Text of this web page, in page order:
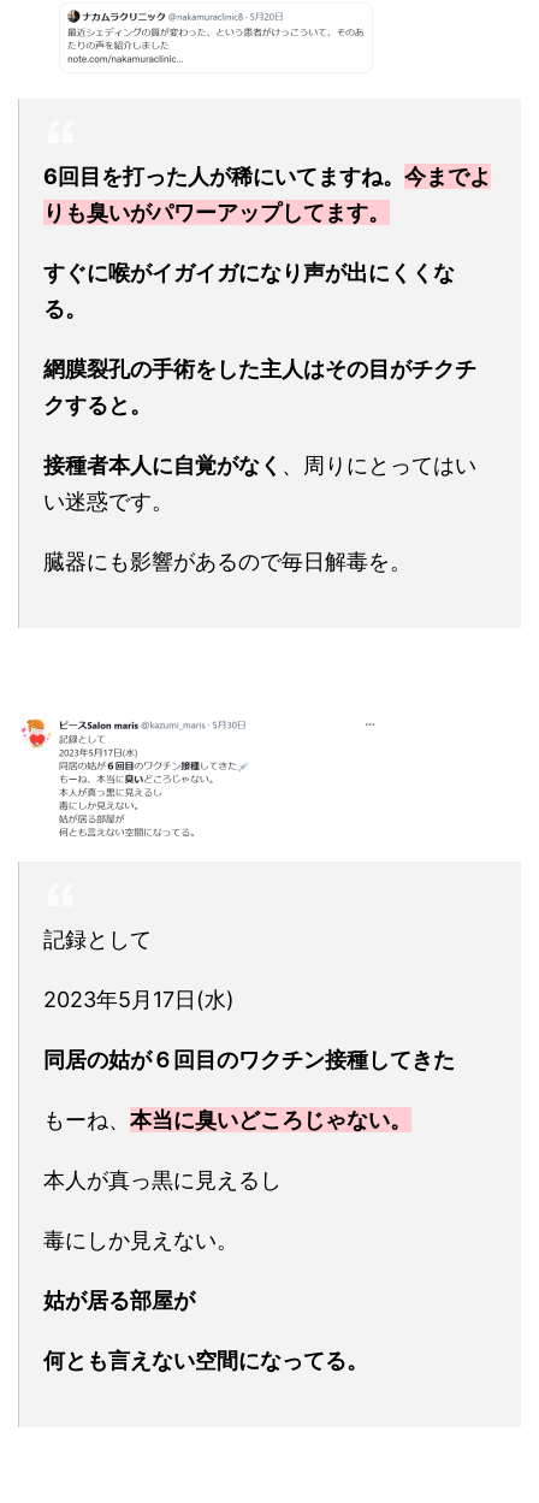
6回目を打った人が稀にいてますね。 今までよ
りも臭いがパワーアップしてます。
すぐに喉がイガイガになり声が出にくくな
る。
網膜裂孔の手術をした主人はその目がチクチ
クすると。
接種者本人に自覚がなく 、周りにとってはい
い迷惑です。
臓器にも影響があるので毎日解毒を。
記録として
2023年5月17日(水)
同居の姑が６回目のワクチン接種してきた
もーね、 本当に臭いどころじゃない。
本人が真っ黒に見えるし
毒にしか見えない。
姑が居る部屋が
何とも言えない空間になってる。